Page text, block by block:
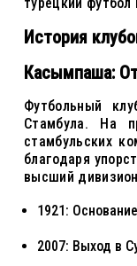
История
Касымпаша:
Футбольный
Стамбула. На
стамбульских
благодаря
высший
1921:
2007: Выход в